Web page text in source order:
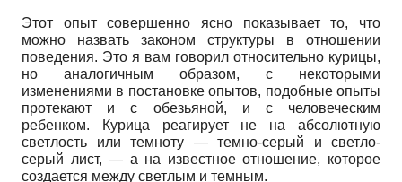
Этот опыт совершенно ясно показывает то, что
можно назвать законом структуры в отношении
поведения. Это я вам говорил относительно курицы,
но аналогичным образом, с некоторыми
изменениями в постановке опытов, подобные опыты
протекают и с обезьяной, и с человеческим
ребенком. Курица реагирует не на абсолютную
светлость или темноту — темно-серый и светло-
серый лист,— а на известное отношение, которое
создается между светлым и темным.